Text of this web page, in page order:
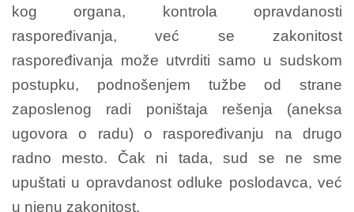
kog organa, kontrola opravdanosti
raspoređivanja, već se zakonitost
raspoređivanja može utvrditi samo u sudskom
postupku, podnošenjem tužbe od strane
zaposlenog radi poništaja rešenja (aneksa
ugovora o radu) o raspoređivanju na drugo
radno mesto. Čak ni tada, sud se ne sme
upuštati u opravdanost odluke poslodavca, već
u njenu zakonitost.